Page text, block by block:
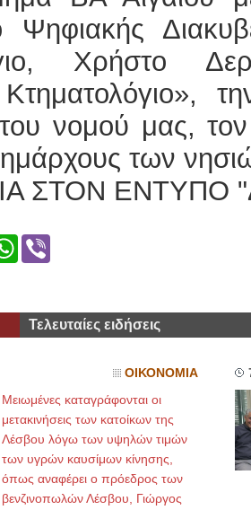
Ψηφιακής
Χρήστο
νομού μας,
των
ΣΤΟΝ ΕΝΤΥΠΟ
WhatsApp
Τελευταίες ειδήσεις
ΟΙΚΟΝΟΜΙΑ
Μειωμένες καταγράφονται οι
μετακινήσεις των κατοίκων της
Λέσβου λόγω των υψηλών τιμών
των υγρών καυσίμων κίνησης,
όπως αναφέρει ο πρόεδρος των
βενζινοπωλών Λέσβου, Γιώργος